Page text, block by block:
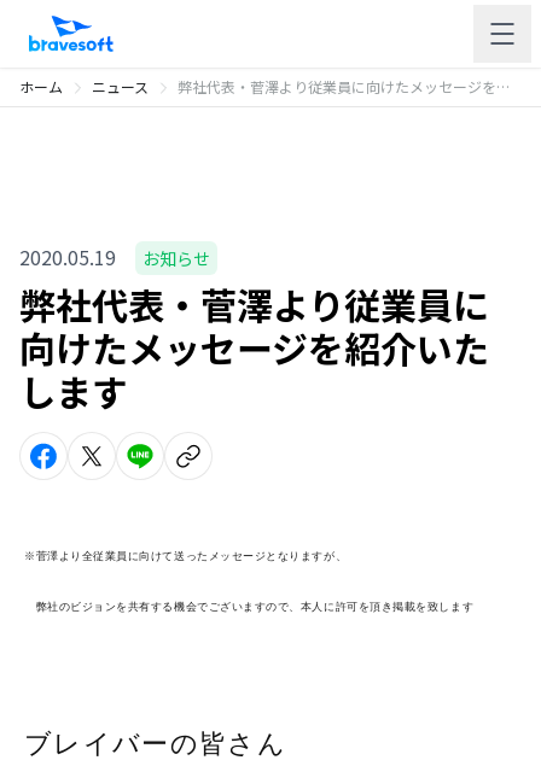
ホーム ニュース 弊社代表・菅澤より従業員に向けたメッセージを紹介いたします
2020.05.19 お知らせ
弊社代表・菅澤より従業員に
向けたメッセージを紹介いた
します
※菅澤より全従業員に向けて送ったメッセージとなりますが、
弊社のビジョンを共有する機会でございますので、本人に許可を頂き掲載を致します
ブレイバーの皆さん